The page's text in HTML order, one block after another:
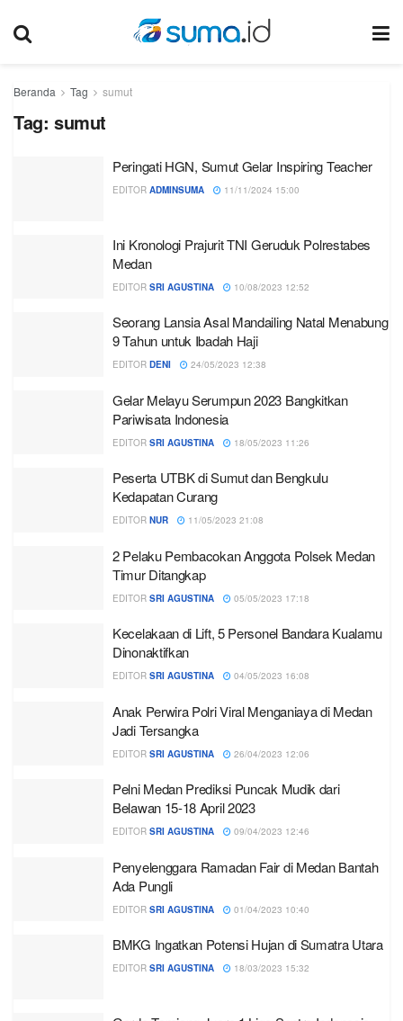
Beranda Tag sumut
Tag: sumut
Peringati HGN, Sumut Gelar Inspiring Teacher
EDITOR ADMINSUMA 11/11/2024 15:00
Ini Kronologi Prajurit TNI Geruduk Polrestabes
Medan
EDITOR SRI AGUSTINA 10/08/2023 12:52
Seorang Lansia Asal Mandailing Natal Menabung
9 Tahun untuk Ibadah Haji
EDITOR DENI 24/05/2023 12:38
Gelar Melayu Serumpun 2023 Bangkitkan
Pariwisata Indonesia
EDITOR SRI AGUSTINA 18/05/2023 11:26
Peserta UTBK di Sumut dan Bengkulu
Kedapatan Curang
EDITOR NUR 11/05/2023 21:08
2 Pelaku Pembacokan Anggota Polsek Medan
Timur Ditangkap
EDITOR SRI AGUSTINA 05/05/2023 17:18
Kecelakaan di Lift, 5 Personel Bandara Kualamu
Dinonaktifkan
EDITOR SRI AGUSTINA 04/05/2023 16:08
Anak Perwira Polri Viral Menganiaya di Medan
Jadi Tersangka
EDITOR SRI AGUSTINA 26/04/2023 12:06
Pelni Medan Prediksi Puncak Mudik dari
Belawan 15-18 April 2023
EDITOR SRI AGUSTINA 09/04/2023 12:46
Penyelenggara Ramadan Fair di Medan Bantah
Ada Pungli
EDITOR SRI AGUSTINA 01/04/2023 10:40
BMKG Ingatkan Potensi Hujan di Sumatra Utara
EDITOR SRI AGUSTINA 18/03/2023 15:32